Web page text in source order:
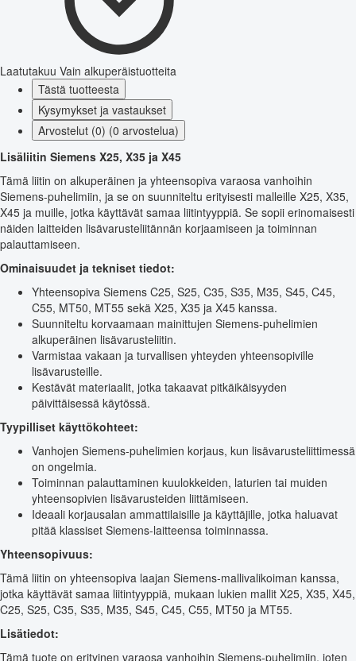
Laatutakuu Vain alkuperäistuotteita
Tästä tuotteesta
Kysymykset ja vastaukset
Arvostelut (0) (0 arvostelua)
Lisäliitin Siemens X25, X35 ja X45
Tämä liitin on alkuperäinen ja yhteensopiva varaosa vanhoihin
Siemens-puhelimiin, ja se on suunniteltu erityisesti malleille X25, X35,
X45 ja muille, jotka käyttävät samaa liitintyyppiä. Se sopii erinomaisesti
näiden laitteiden lisävarusteliitännän korjaamiseen ja toiminnan
palauttamiseen.
Ominaisuudet ja tekniset tiedot:
Yhteensopiva Siemens C25, S25, C35, S35, M35, S45, C45,
C55, MT50, MT55 sekä X25, X35 ja X45 kanssa.
Suunniteltu korvaamaan mainittujen Siemens-puhelimien
alkuperäinen lisävarusteliitin.
Varmistaa vakaan ja turvallisen yhteyden yhteensopiville
lisävarusteille.
Kestävät materiaalit, jotka takaavat pitkäikäisyyden
päivittäisessä käytössä.
Tyypilliset käyttökohteet:
Vanhojen Siemens-puhelimien korjaus, kun lisävarusteliittimessä
on ongelmia.
Toiminnan palauttaminen kuulokkeiden, laturien tai muiden
yhteensopivien lisävarusteiden liittämiseen.
Ideaali korjausalan ammattilaisille ja käyttäjille, jotka haluavat
pitää klassiset Siemens-laitteensa toiminnassa.
Yhteensopivuus:
Tämä liitin on yhteensopiva laajan Siemens-mallivalikoiman kanssa,
jotka käyttävät samaa liitintyyppiä, mukaan lukien mallit X25, X35, X45,
C25, S25, C35, S35, M35, S45, C45, C55, MT50 ja MT55.
Lisätiedot:
Tämä tuote on erityinen varaosa vanhoihin Siemens-puhelimiin, joten